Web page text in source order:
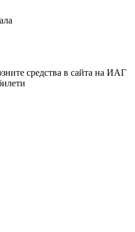
средства в сайта на ИАГ